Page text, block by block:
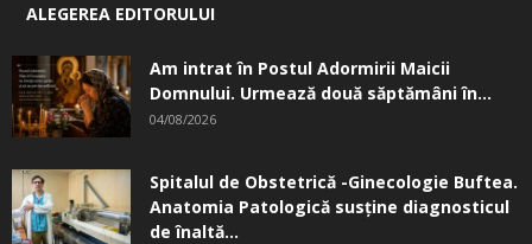
ALEGEREA EDITORULUI
Am intrat în Postul Adormirii Maicii
Domnului. Urmează două săptămâni în...
04/08/2026
Spitalul de Obstetrică -Ginecologie Buftea.
Anatomia Patologică susţine diagnosticul
de înaltă...